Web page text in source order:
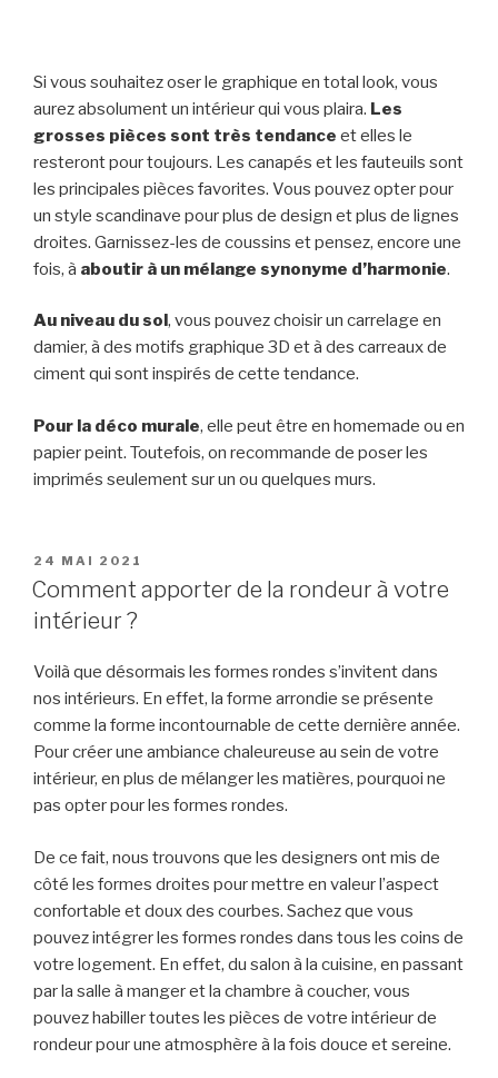
Si vous souhaitez oser le graphique en total look, vous
aurez absolument un intérieur qui vous plaira. Les
grosses pièces sont très tendance et elles le
resteront pour toujours. Les canapés et les fauteuils sont
les principales pièces favorites. Vous pouvez opter pour
un style scandinave pour plus de design et plus de lignes
droites. Garnissez-les de coussins et pensez, encore une
fois, à aboutir à un mélange synonyme d’harmonie.
Au niveau du sol, vous pouvez choisir un carrelage en
damier, à des motifs graphique 3D et à des carreaux de
ciment qui sont inspirés de cette tendance.
Pour la déco murale, elle peut être en homemade ou en
papier peint. Toutefois, on recommande de poser les
imprimés seulement sur un ou quelques murs.
PUBLIÉ
LE
24 MAI 2021
Comment apporter de la rondeur à votre
intérieur ?
Voilà que désormais les formes rondes s’invitent dans
nos intérieurs. En effet, la forme arrondie se présente
comme la forme incontournable de cette dernière année.
Pour créer une ambiance chaleureuse au sein de votre
intérieur, en plus de mélanger les matières, pourquoi ne
pas opter pour les formes rondes.
De ce fait, nous trouvons que les designers ont mis de
côté les formes droites pour mettre en valeur l’aspect
confortable et doux des courbes. Sachez que vous
pouvez intégrer les formes rondes dans tous les coins de
votre logement. En effet, du salon à la cuisine, en passant
par la salle à manger et la chambre à coucher, vous
pouvez habiller toutes les pièces de votre intérieur de
rondeur pour une atmosphère à la fois douce et sereine.